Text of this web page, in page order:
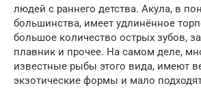
людей с раннего детства. Акула, в
большинства, имеет удлинённое
большое количество острых зубов,
плавник и прочее. На самом деле,
известные рыбы этого вида, имеют
экзотические формы и мало